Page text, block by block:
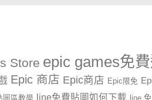
Store epic games免
Epic 商店 Epic商店 Epic限免
圖區教學 line免費貼圖如何下載 line